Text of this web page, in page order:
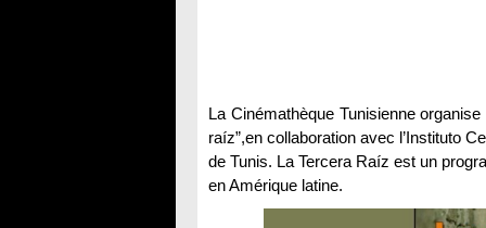
La Cinémathèque Tunisienne
raíz”,en collaboration avec l’Instituto
de Tunis. La Tercera Raíz est un
en Amérique latine.